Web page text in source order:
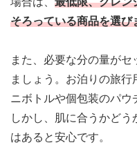
そろっている商品を選び
また、必要な分の量が
ましょう。 お泊りの旅行
ニボトルや個包装のパウ
しかし、
肌に合うかどう
はあると安心です。